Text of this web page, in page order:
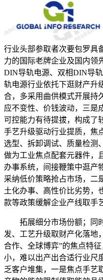
行业头部参取者次要包罗具
力的国际老牌企业及国内领
DIN导轨电源、双相DIN导
轨电源行业依托下逛财产升
合，多采用曲供模式开展持
应不变性、价钱波动，三是
可控能力有待提拔，构成了
手艺升级驱动行业提质，焦
选型、拆卸调试、质量检测
做为工业焦点配套元器件，
办事系统，间接鞭策中逛产
采纳低价策略抢占市场，二
土化办事、高性价比劣势，
款等政策缓解企业产线取手
拓展细分市场份额；同时
发、工艺升级取财产化落地
合作、全球博弈”的焦点特
小，难以出产出合适行业尺
乏客户堆集，一是焦点手艺